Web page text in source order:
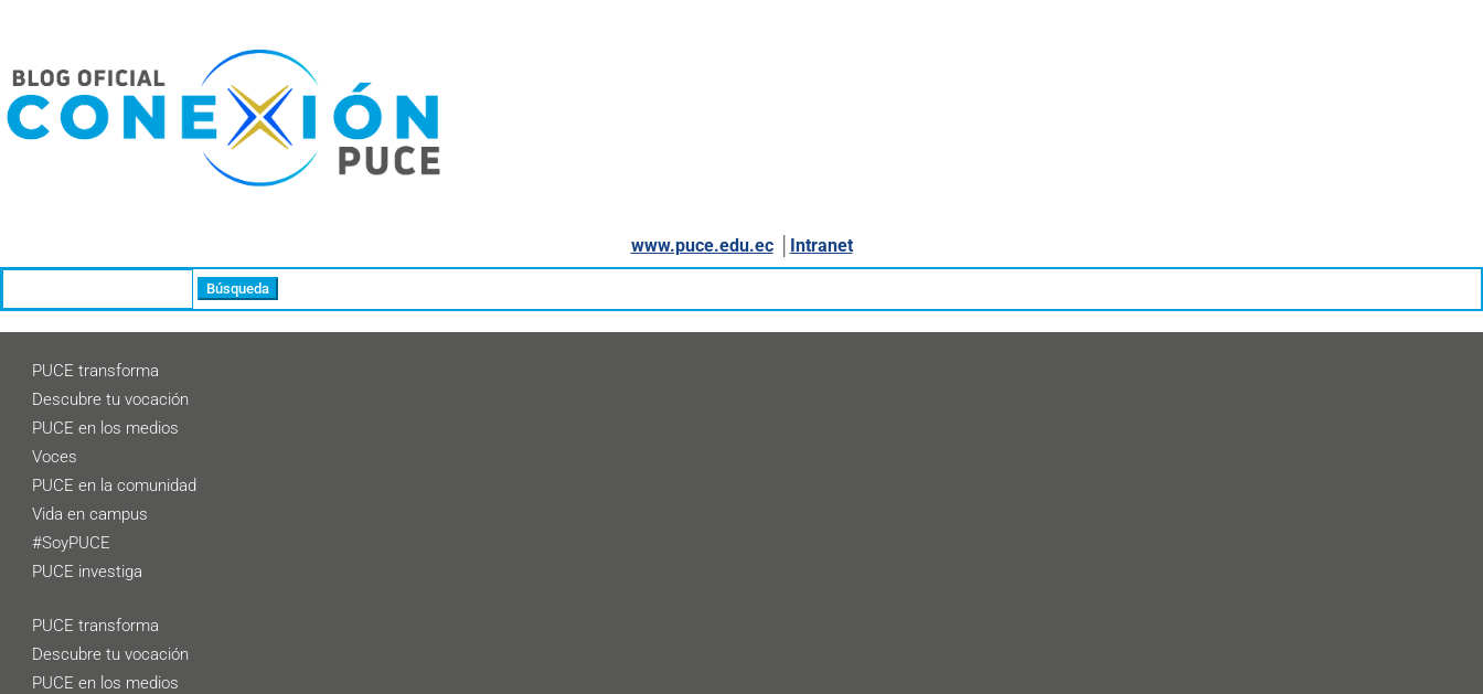
www.puce.edu.ec│ Intranet
PUCE transforma
Descubre tu vocación
PUCE en los medios
Voces
PUCE en la comunidad
Vida en campus
#SoyPUCE
PUCE investiga
PUCE transforma
Descubre tu vocación
PUCE en los medios